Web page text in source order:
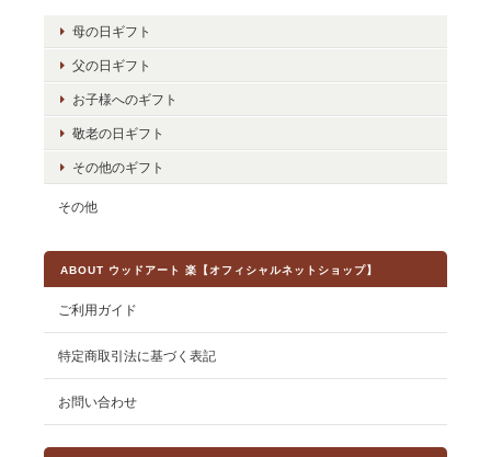
母の日ギフト
父の日ギフト
お子様へのギフト
敬老の日ギフト
その他のギフト
その他
ABOUT ウッドアート 楽【オフィシャルネットショップ】
ご利用ガイド
特定商取引法に基づく表記
お問い合わせ